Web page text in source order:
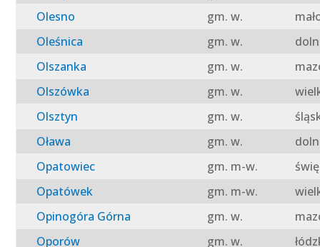
Olesno
gm. w.
Oleśnica
gm. w.
Olszanka
gm. w.
Olszówka
gm. w.
Olsztyn
gm. w.
Oława
gm. w.
Opatowiec
gm. m-w.
Opatówek
gm. m-w.
Opinogóra Górna
gm. w.
Oporów
gm. w.